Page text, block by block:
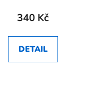
340 Kč
DETAIL